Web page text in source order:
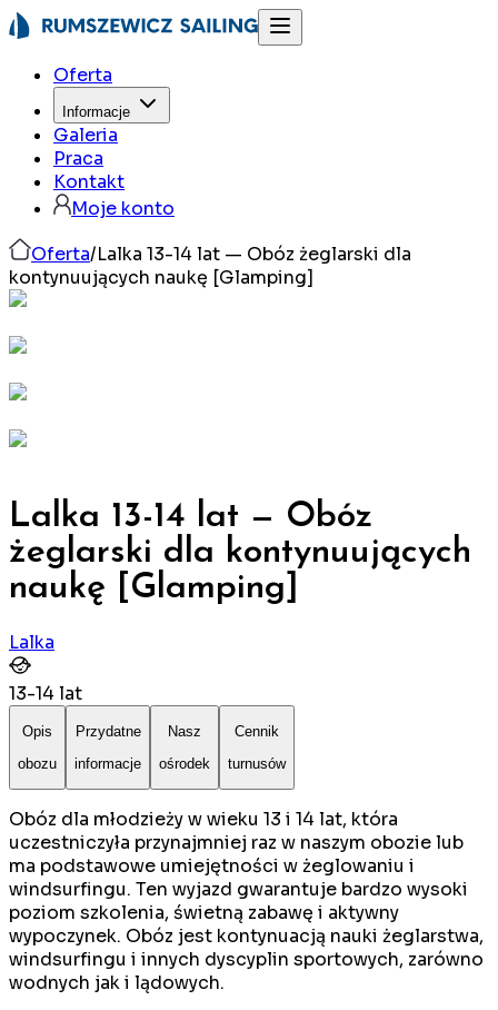
Oferta
Informacje
Galeria
Praca
Kontakt
Moje konto
Oferta/Lalka 13-14 lat — Obóz żeglarski dla
kontynuujących naukę [Glamping]
Lalka 13-14 lat — Obóz
żeglarski dla kontynuujących
naukę [Glamping]
Lalka
13-14lat
Opis
obozu
Przydatne
informacje
Nasz
ośrodek
Cennik
turnusów
Obóz dla młodzieży w wieku 13 i 14 lat, która
uczestniczyła przynajmniej raz w naszym obozie lub
ma podstawowe umiejętności w żeglowaniu i
windsurfingu. Ten wyjazd gwarantuje bardzo wysoki
poziom szkolenia, świetną zabawę i aktywny
wypoczynek. Obóz jest kontynuacją nauki żeglarstwa,
windsurfingu i innych dyscyplin sportowych, zarówno
wodnych jak i lądowych.